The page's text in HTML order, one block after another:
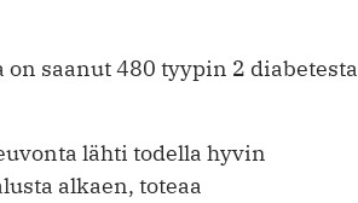
saanut 480 tyypin 2 diabetesta
lähti todella hyvin
alkaen, toteaa